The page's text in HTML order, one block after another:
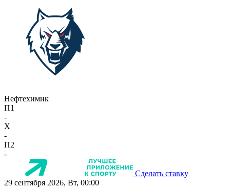
Нефтехимик
П1
-
X
-
П2
-
Сделать ставку
29 сентября 2026, Вт, 00:00